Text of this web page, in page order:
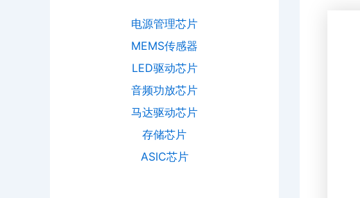
电源管理芯片
MEMS传感器
LED驱动芯片
音频功放芯片
马达驱动芯片
存储芯片
ASIC芯片